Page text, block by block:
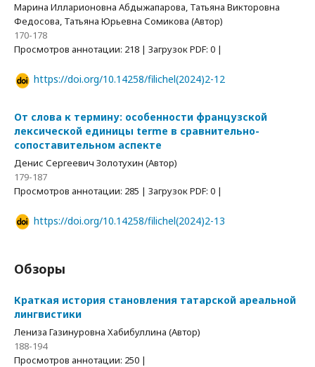
Марина Илларионовна Абдыжапарова, Татьяна Викторовна
Федосова, Татьяна Юрьевна Сомикова (Автор)
170-178
Просмотров аннотации: 218 | Загрузок PDF: 0 |
https://doi.org/10.14258/filichel(2024)2-12
От слова к термину: особенности французской
лексической единицы terme в сравнительно-
сопоставительном аспекте
Денис Сергеевич Золотухин (Автор)
179-187
Просмотров аннотации: 285 | Загрузок PDF: 0 |
https://doi.org/10.14258/filichel(2024)2-13
Обзоры
Краткая история становления татарской ареальной
лингвистики
Лениза Газинуровна Хабибуллина (Автор)
188-194
Просмотров аннотации: 250 |